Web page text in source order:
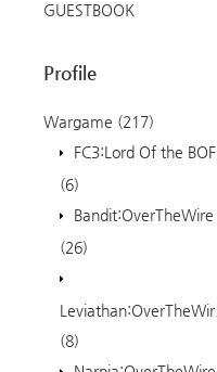
GUESTBOOK
Profile
Wargame (217)
FC3:Lord Of the BOF
(6)
Bandit:OverTheWire
(26)
Leviathan:OverTheWir..
(8)